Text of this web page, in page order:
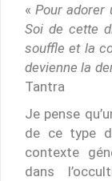
«Pour adorer
Soi de cette
souffle et la
devienne la
Tantra
Je pense
de ce type
contexte
dans